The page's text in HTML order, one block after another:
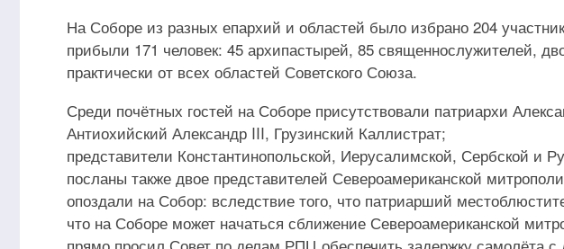
На Соборе из разных епархий и областей было избрано 204
прибыли 171 человек: 45 архипастырей, 85 священнослужителей,
практически от всех областей Советского Союза.
Среди почётных гостей на Соборе присутствовали патриархи
Антиохийский Александр III, Грузинский Каллистрат;
представители Константинопольской, Иерусалимской, Сербской и
посланы также двое представителей Североамериканской
опоздали на Собор: вследствие того, что патриарший
что на Соборе может начаться сближение Североамериканской